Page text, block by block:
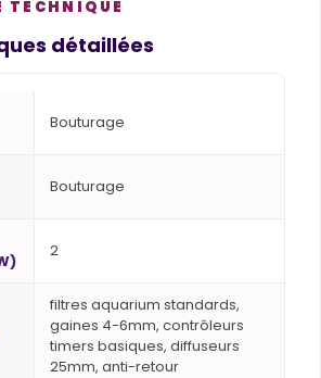
détaillées
Bouturage
Bouturage
2
filtres aquarium standards,
gaines 4-6mm, contrôleurs
timers basiques, diffuseurs
25mm, anti-retour